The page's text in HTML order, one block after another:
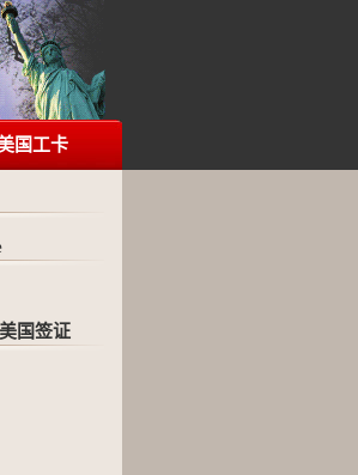
国工卡
国签证